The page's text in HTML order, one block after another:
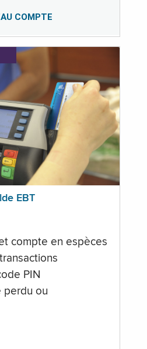
COMPTE
EBT
compte en espèces
PIN
perdu ou